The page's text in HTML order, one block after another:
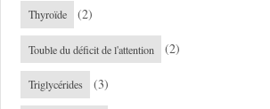
Thyroïde (2)
Touble du déficit de l'attention (2)
Triglycérides (3)